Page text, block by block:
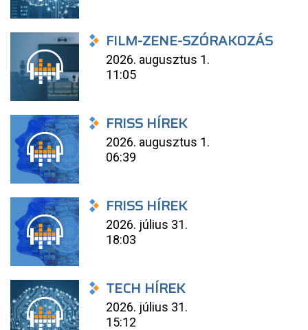
FILM-ZENE-SZÓRAKOZÁS
2026. augusztus 1.
11:05
FRISS HÍREK
2026. augusztus 1.
06:39
FRISS HÍREK
2026. július 31.
18:03
TECH HÍREK
2026. július 31.
15:12